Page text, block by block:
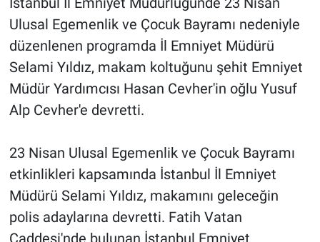
Ulusal Egemenlik ve Çocuk Bayramı nedeniyle
düzenlenen programda İl Emniyet Müdürü
Selami Yıldız, makam koltuğunu şehit Emniyet
Müdür Yardımcısı Hasan Cevher'in oğlu Yusuf
Alp Cevher'e devretti.
23 Nisan Ulusal Egemenlik ve Çocuk Bayramı
etkinlikleri kapsamında İstanbul İl Emniyet
Müdürü Selami Yıldız, makamını geleceğin
polis adaylarına devretti. Fatih Vatan
Caddesi'nde bulunan İstanbul Emniyet